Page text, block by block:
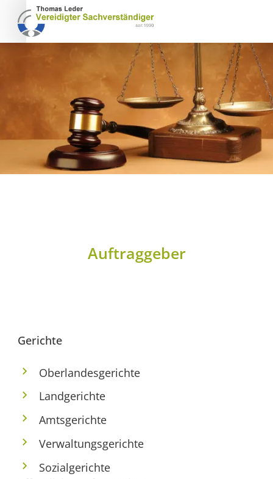
Auftraggeber
Gerichte
Oberlandesgerichte
Landgerichte
Amtsgerichte
Verwaltungsgerichte
Sozialgerichte